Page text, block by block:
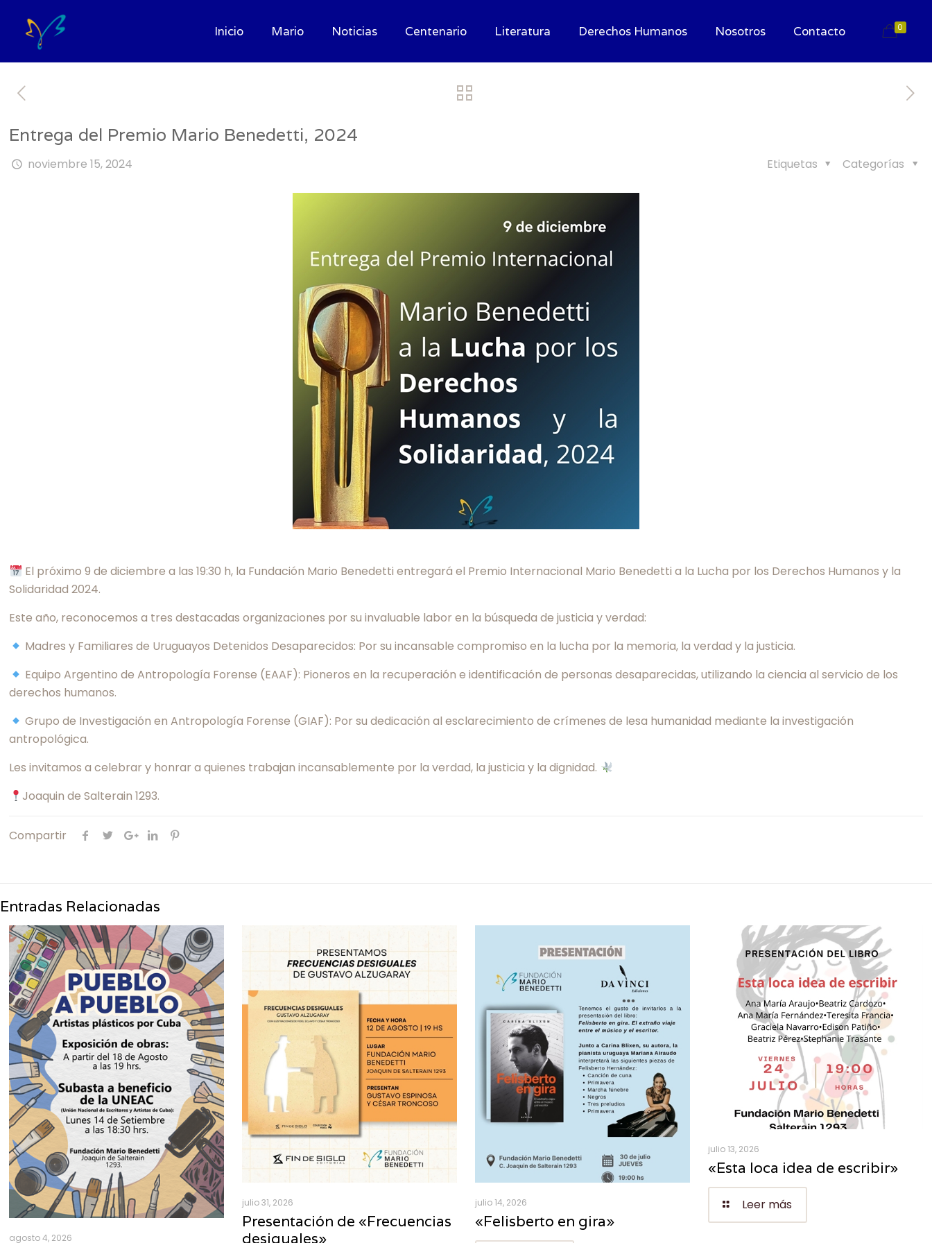
Inicio Mario Noticias Centenario Literatura Derechos Humanos Nosotros Contacto 0
Entrega del Premio Mario Benedetti, 2024
noviembre 15, 2024 Categorías
Etiquetas
El próximo 9 de diciembre a las 19:30 h, la Fundación Mario Benedetti entregará el Premio Internacional Mario Benedetti a la Lucha por los Derechos Humanos y la
Solidaridad 2024.
Este año, reconocemos a tres destacadas organizaciones por su invaluable labor en la búsqueda de justicia y verdad:
Madres y Familiares de Uruguayos Detenidos Desaparecidos: Por su incansable compromiso en la lucha por la memoria, la verdad y la justicia.
Equipo Argentino de Antropología Forense (EAAF): Pioneros en la recuperación e identificación de personas desaparecidas, utilizando la ciencia al servicio de los
derechos humanos.
Grupo de Investigación en Antropología Forense (GIAF): Por su dedicación al esclarecimiento de crímenes de lesa humanidad mediante la investigación
antropológica.
Les invitamos a celebrar y honrar a quienes trabajan incansablemente por la verdad, la justicia y la dignidad.
Joaquin de Salterain 1293.
Compartir
Entradas Relacionadas
agosto 4, 2026
julio 31, 2026
Presentación de «Frecuencias
desiguales»
julio 14, 2026
«Felisberto en gira»
julio 13, 2026
«Esta loca idea de escribir»
Leer más